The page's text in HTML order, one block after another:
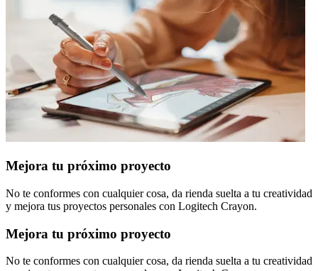
Mejora tu próximo proyecto
No te conformes con cualquier cosa, da rienda suelta a tu creatividad
y mejora tus proyectos personales con Logitech Crayon.
Mejora tu próximo proyecto
No te conformes con cualquier cosa, da rienda suelta a tu creatividad